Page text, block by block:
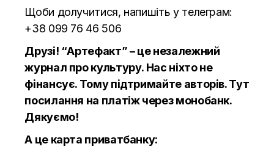
Щоби долучитися, напишіть у телеграм:
+38 099 76 46 506
Друзі! “Артефакт” – це незалежний
журнал про культуру. Нас ніхто не
фінансує. Тому підтримайте авторів.Тут
посилання на платіж через монобанк.
Дякуємо!
А це карта приватбанку: